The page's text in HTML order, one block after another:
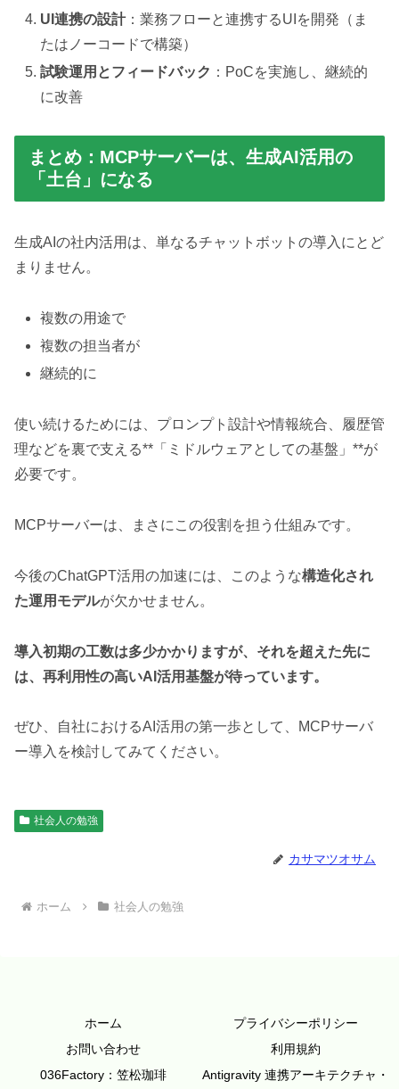
UI連携の設計：業務フローと連携するUIを開発（ま
たはノーコードで構築）
試験運用とフィードバック ：PoCを実施し、継続的
に改善
まとめ：MCPサーバーは、生成AI活用の
「土台」になる
生成AIの社内活用は、単なるチャットボットの導入にとど
まりません。
複数の用途で
複数の担当者が
継続的に
使い続けるためには、プロンプト設計や情報統合、履歴管
理などを裏で支える**「ミドルウェアとしての基盤」**が
必要です。
MCPサーバーは、まさにこの役割を担う仕組みです。
今後のChatGPT活用の加速には、このような構造化され
た運用モデルが欠かせません。
導入初期の工数は多少かかりますが、それを超えた先に
は、再利用性の高いAI活用基盤が待っています。
ぜひ、自社におけるAI活用の第一歩として、MCPサーバ
ー導入を検討してみてください。
社会人の勉強
カサマツオサム
ホーム 社会人の勉強
ホーム
プライバシーポリシー
お問い合わせ
利用規約
036Factory：笠松珈琲
Antigravity 連携アーキテクチャ・